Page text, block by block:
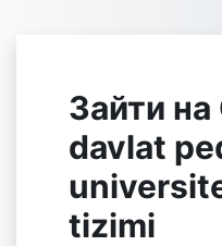
Зайти
davlat
tizimi